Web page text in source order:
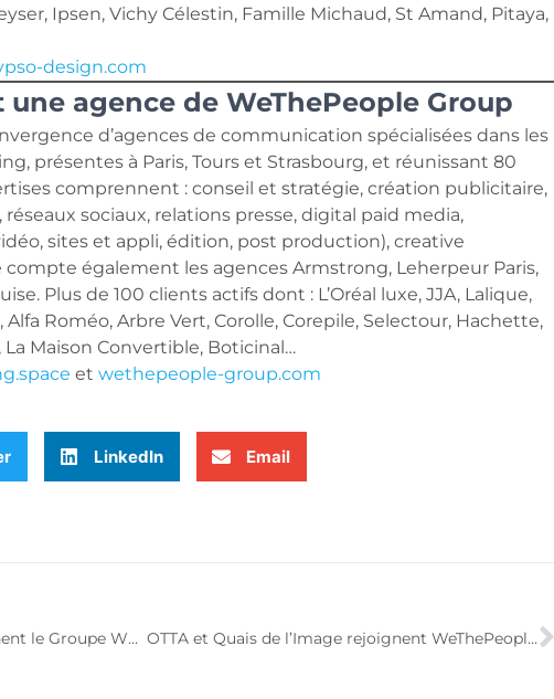
Ipsen, Vichy Célestin, Famille Michaud, St Amand, Pitaya,
design.com
une agence de WeThePeople Group
d’agences de communication spécialisées dans les
présentes à Paris, Tours et Strasbourg, et réunissant 80
comprennent : conseil et stratégie, création publicitaire,
sociaux, relations presse, digital paid media,
sites et appli, édition, post production), creative
également les agences Armstrong, Leherpeur Paris,
Plus de 100 clients actifs dont : L’Oréal luxe, JJA, Lalique,
Alfa Roméo, Arbre Vert, Corolle, Corepile, Selectour, Hachette,
La Maison Convertible, Boticinal…
et wethepeople-group.com
LinkedIn Email
Deux nouvelles agences rejoignent le Groupe WETHEPEOPLE OTTA et Quais de l’Image rejoignent WeThePeople : un double renfort pour la création et le digital